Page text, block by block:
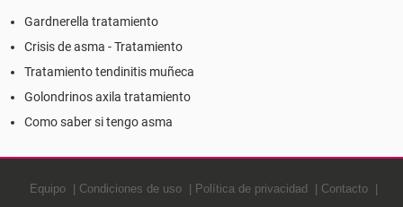
Gardnerella tratamiento
Crisis de asma - Tratamiento
Tratamiento tendinitis muñeca
Golondrinos axila tratamiento
Como saber si tengo asma
Equipo Condiciones de uso Política de privacidad
Contacto